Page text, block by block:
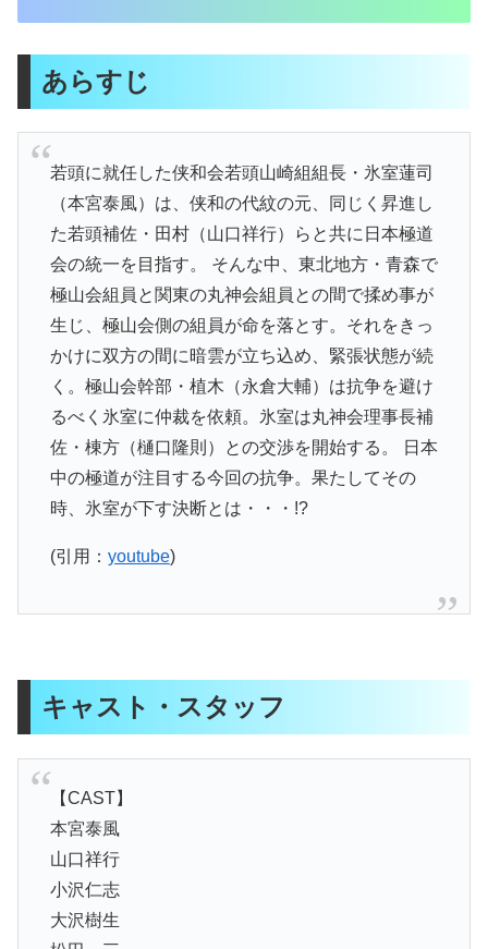
あらすじ
若頭に就任した侠和会若頭山崎組組長・氷室蓮司
（本宮泰風）は、侠和の代紋の元、同じく昇進し
た若頭補佐・田村（山口祥行）らと共に日本極道
会の統一を目指す。 そんな中、東北地方・青森で
極山会組員と関東の丸神会組員との間で揉め事が
生じ、極山会側の組員が命を落とす。それをきっ
かけに双方の間に暗雲が立ち込め、緊張状態が続
く。極山会幹部・植木（永倉大輔）は抗争を避け
るべく氷室に仲裁を依頼。氷室は丸神会理事長補
佐・棟方（樋口隆則）との交渉を開始する。 日本
中の極道が注目する今回の抗争。果たしてその
時、氷室が下す決断とは・・・!?
(引用： youtube)
キャスト・スタッフ
【CAST】
本宮泰風
山口祥行
小沢仁志
大沢樹生